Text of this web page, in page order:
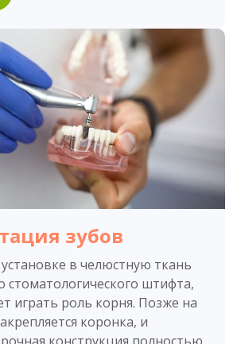
зубов
в челюстную ткань
стоматологического штифта,
играть роль корня. Позже на
коронка, и